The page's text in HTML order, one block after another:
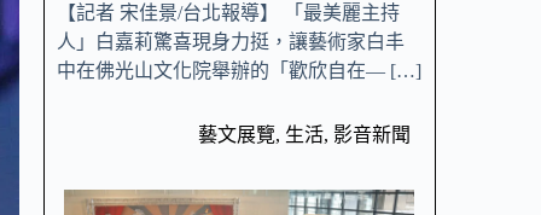
【記者 宋佳景/台北報導】 「最美麗主持
人」白嘉莉驚喜現身力挺，讓藝術家白丰
中在佛光山文化院舉辦的「歡欣自在— […]
藝文展覽, 生活, 影音新聞